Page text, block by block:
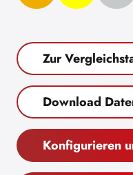
Zur
Download
Konfigurieren